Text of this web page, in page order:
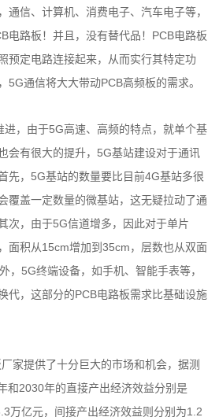
通信、计算机、消费电子、汽车电子等，
电路板！并且，没有替代品！PCB电路板
预定电路连接起来，从而实行其特定功
5G通信将大大带动PCB高频板的需求。
由于5G高速、高频的特点，就单个基
会有很大的提升，5G基站建设对于通讯
先，5G基站的数量要比目前4G基站多很
覆盖一定数量的微基站，这无疑拉动了通
次，由于5G信道增多，因此对于单片
面积从15cm增加到35cm，层数也从双面
，5G终端设备，如手机、智能手表等，
代，这部分的PCB电路板需求比基础设施
提供了十分巨大的市场和机会，据测
和2030年的直接产出经济效益分别是
万亿元，间接产出经济效益则分别为1.2